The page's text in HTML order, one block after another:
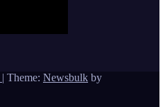
| Theme: Newsbulk by